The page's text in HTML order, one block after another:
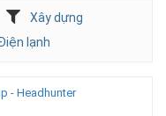
Xây dựng
lạnh
- Headhunter